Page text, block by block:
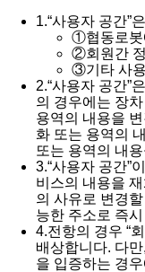
1.“사용자 공간”
①협동로
②회원간
③기타 사
2.“사용자 공간”
의 경우에는 장
용역의 내용을
화 또는 용역의
또는 용역의 내
3.“사용자 공간”
비스의 내용을
의 사유로 변경
능한 주소로 즉
4.전항의 경우 “
배상합니다. 다
을 입증하는 경